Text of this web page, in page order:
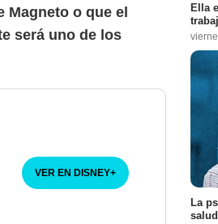
o que el
será uno de los
VER EN DISNEY+
Ella
La